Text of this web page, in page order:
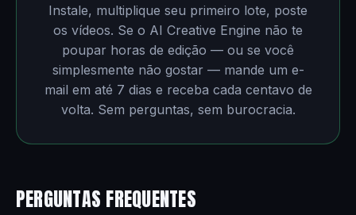
Instale, multiplique seu primeiro lote, poste
os vídeos. Se o AI Creative Engine não te
poupar horas de edição — ou se você
simplesmente não gostar — mande um e-
mail em até 7 dias e receba cada centavo de
volta. Sem perguntas, sem burocracia.
PERGUNTAS FREQUENTES